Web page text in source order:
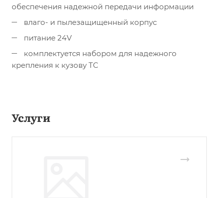
обеспечения надежной передачи информации
влаго- и пылезащищенный корпус
питание 24V
комплектуется набором для надежного
крепления к кузову ТС
Услуги